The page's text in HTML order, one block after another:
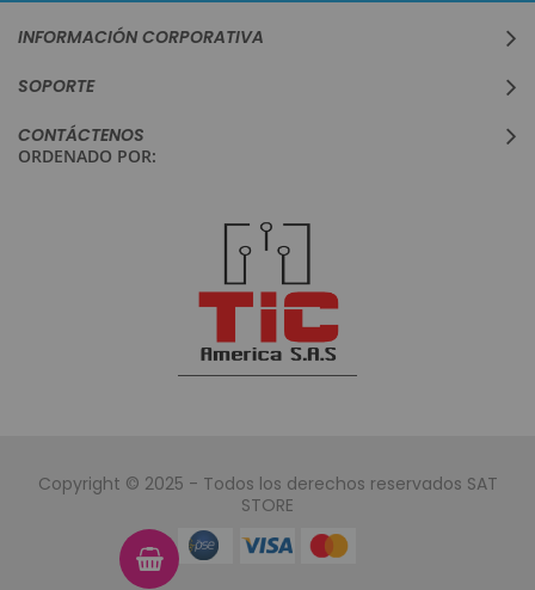
INFORMACIÓN CORPORATIVA
SOPORTE
CONTÁCTENOS
ORDENADO POR:
Copyright © 2025 - Todos los derechos reservados SAT
STORE